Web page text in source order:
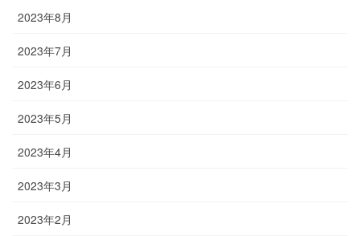
2023年8月
2023年7月
2023年6月
2023年5月
2023年4月
2023年3月
2023年2月